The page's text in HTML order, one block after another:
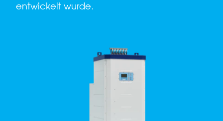
entwickelt wurde.